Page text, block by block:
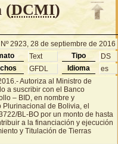
(DCMI)
2923, 28 de septiembre de 2016
Text Tipo
DS
GFDL Idioma es
Autoriza al Ministro de
a suscribir con el Banco
– BID, en nombre y
Plurinacional de Bolivia, el
BL-BO por un monto de hasta
a la financiación y ejecución
y Titulación de Tierras